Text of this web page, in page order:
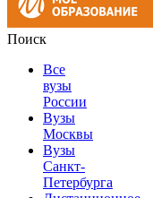
Поиск
Все
вузы
России
Вузы
Москвы
Вузы
Санкт-
Петербурга